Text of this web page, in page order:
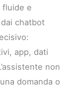
fluide e
chatbot
app, dati
non
domanda o